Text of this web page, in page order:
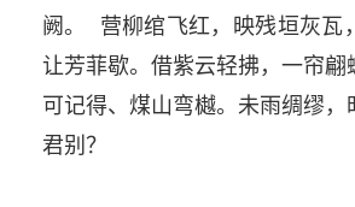
阙。 营柳绾飞红，映残垣灰瓦
让芳菲歇。借紫云轻拂，一帘翩
可记得、煤山弯樾。未雨绸缪，
君别？